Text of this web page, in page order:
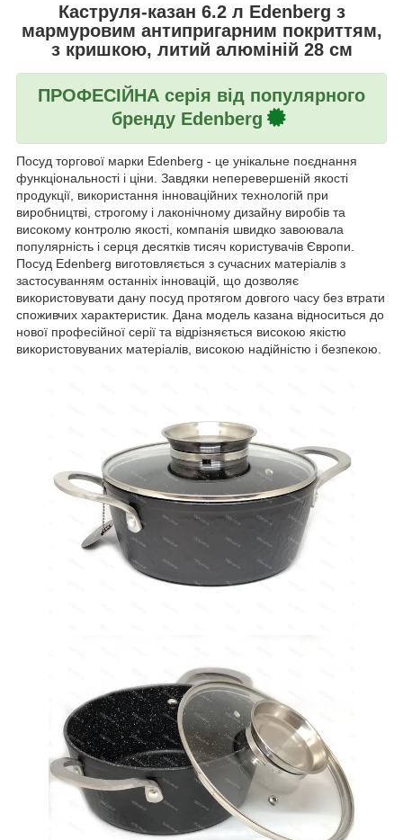
Каструля-казан 6.2 л Edenberg з
мармуровим антипригарним покриттям,
з кришкою, литий алюміній 28 см
ПРОФЕСІЙНА серія від популярного
бренду Edenberg
Посуд торгової марки Edenberg - це унікальне поєднання
функціональності і ціни. Завдяки неперевершеній якості
продукції, використання інноваційних технологій при
виробництві, строгому і лаконічному дизайну виробів та
високому контролю якості, компанія швидко завоювала
популярність і серця десятків тисяч користувачів Європи.
Посуд Edenberg виготовляється з сучасних матеріалів з
застосуванням останніх інновацій, що дозволяє
використовувати дану посуд протягом довгого часу без втрати
споживчих характеристик. Дана модель казана відноситься до
нової професійної серії та відрізняється високою якістю
використовуваних матеріалів, високою надійністю і безпекою.